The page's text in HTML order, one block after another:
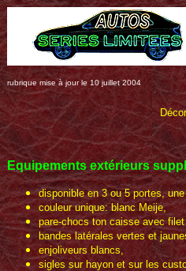
rubrique mise à jour le 10 juillet 2004
Equipements extérieurs
disponible en 3 ou 5 portes,
couleur unique: blanc Meije,
pare-chocs ton caisse avec
bandes latérales vertes et
enjoliveurs blancs,
sigles sur hayon et sur les